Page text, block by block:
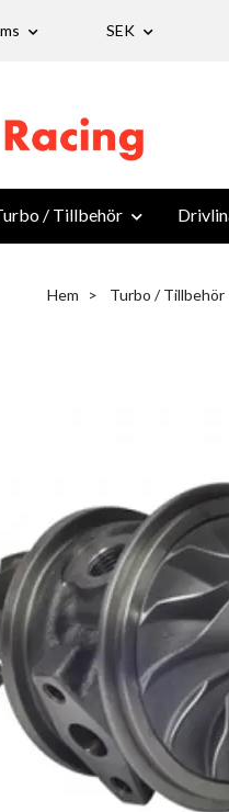
SEK
/ Tillbehör
Hem Turbo / Tillbehör